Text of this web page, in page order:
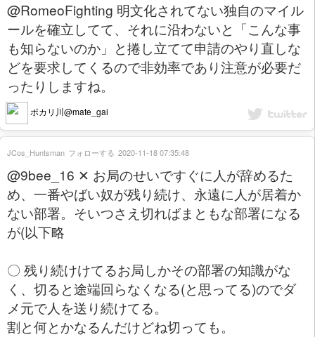
@RomeoFighting 明文化されてない独自のマイル
ールを確立してて、それに沿わないと「こんな事
も知らないのか」と捲し立てて申請のやり直しな
どを要求してくるので非効率であり注意が必要だ
ったりしますね。
ポカリ川@mate_gai
@9bee_16 ✕ お局のせいですぐに人が辞めるた
め、一番やばい奴が残り続け、永遠に人が居着か
ない部署。そいつさえ切ればまともな部署になる
が(以下略
〇 残り続けけてるお局しかその部署の知識がな
く、切ると途端回らなくなる(と思ってる)のでダ
メ元で人を送り続けてる。
割と何とかなるんだけどね切っても。
JCos_Huntsman フォローする 2020-11-18 07:35:48